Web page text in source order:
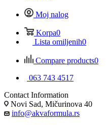
Moj nalog
Korpa0
Lista omiljenih0
Compare products0
063 743 4517
Contact Information
Novi Sad, Mičurinova 40
info@akvaformula.rs